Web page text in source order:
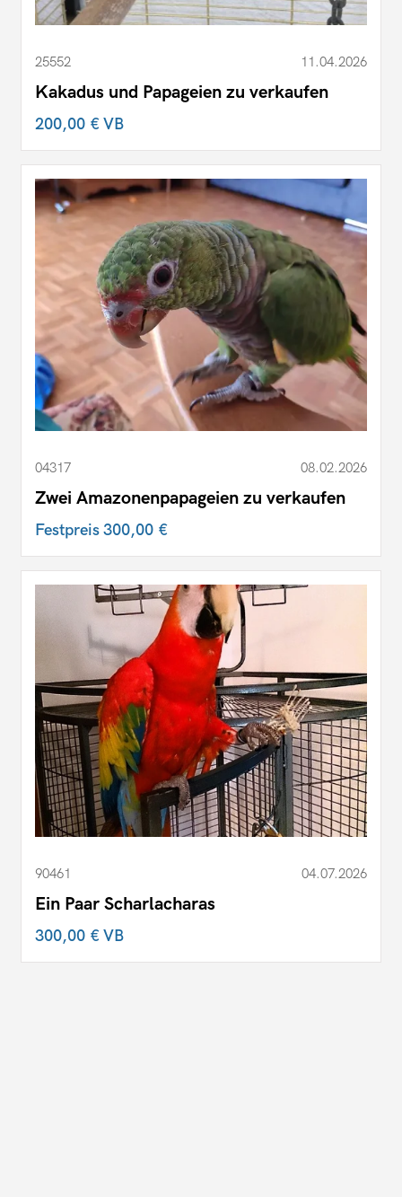
25552 11.04.2026
Kakadus und Papageien zu verkaufen
200,00 €VB
04317 08.02.2026
Zwei Amazonenpapageien zu verkaufen
Festpreis300,00 €
90461 04.07.2026
Ein Paar Scharlacharas
300,00 €VB